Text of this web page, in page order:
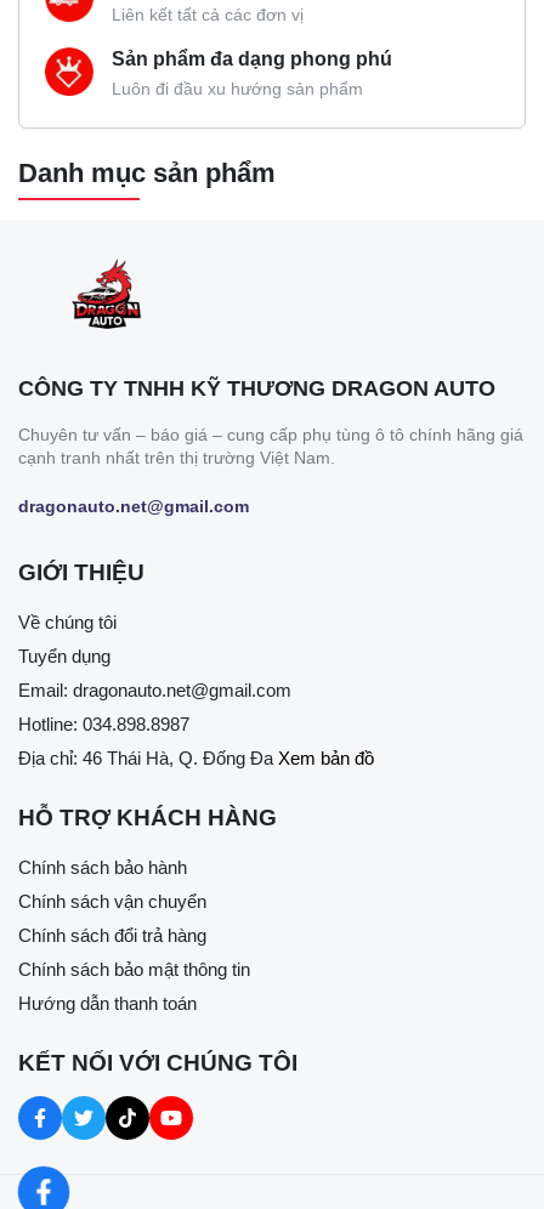
Liên kết tất cả các đơn vị
Sản phẩm đa dạng phong phú
Luôn đi đầu xu hướng sản phẩm
Danh mục sản phẩm
CÔNG TY TNHH KỸ THƯƠNG DRAGON AUTO
Chuyên tư vấn – báo giá – cung cấp phụ tùng ô tô chính hãng giá
cạnh tranh nhất trên thị trường Việt Nam.
dragonauto.net@gmail.com
GIỚI THIỆU
Về chúng tôi
Tuyển dụng
Email: dragonauto.net@gmail.com
Hotline: 034.898.8987
Địa chỉ: 46 Thái Hà, Q. Đống Đa Xem bản đồ
HỖ TRỢ KHÁCH HÀNG
Chính sách bảo hành
Chính sách vận chuyển
Chính sách đổi trả hàng
Chính sách bảo mật thông tin
Hướng dẫn thanh toán
KẾT NỐI VỚI CHÚNG TÔI